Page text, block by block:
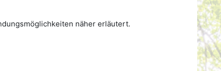
näher erläutert.